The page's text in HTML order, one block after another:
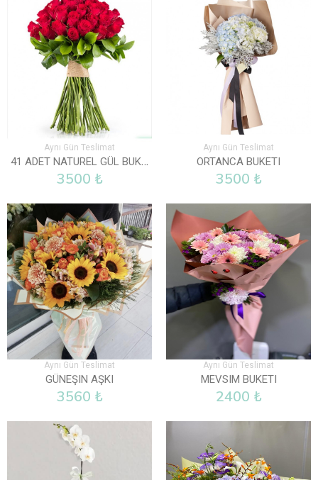
Aynı Gün Teslimat
41 ADET NATUREL GÜL BUKETI
3500 ₺
Aynı Gün Teslimat
ORTANCA BUKETI
3500 ₺
Aynı Gün Teslimat
GÜNEŞIN AŞKI
3560 ₺
Aynı Gün Teslimat
MEVSIM BUKETI
2400 ₺